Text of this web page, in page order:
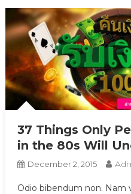
37 Things Only
in the 80s Will
December 2, 2015
Odio bibendum non. Nam